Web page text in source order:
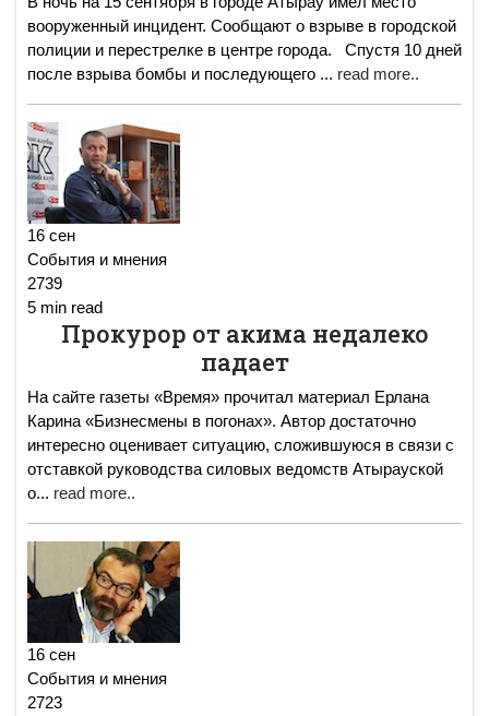
вооруженный инцидент. Сообщают о взрыве в городской
полиции и перестрелке в центре города. Спустя 10 дней
после взрыва бомбы и последующего ... read more..
16 сен
События и мнения
2739
5 min read
Прокурор от акима недалеко
падает
На сайте газеты «Время» прочитал материал Ерлана
Карина «Бизнесмены в погонах». Автор достаточно
интересно оценивает ситуацию, сложившуюся в связи с
отставкой руководства силовых ведомств Атырауской
о... read more..
16 сен
События и мнения
2723